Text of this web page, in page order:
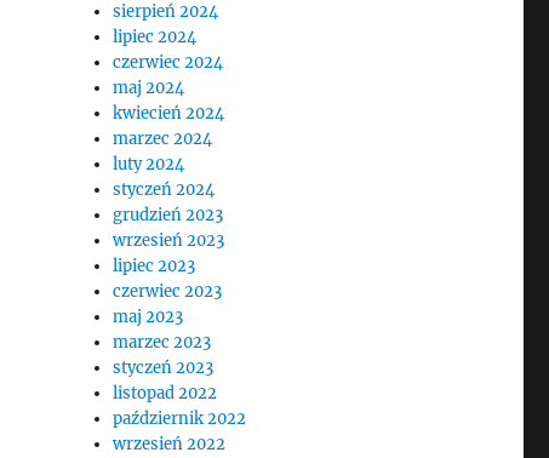
sierpień 2024
lipiec 2024
czerwiec 2024
maj 2024
kwiecień 2024
marzec 2024
luty 2024
styczeń 2024
grudzień 2023
wrzesień 2023
lipiec 2023
czerwiec 2023
maj 2023
marzec 2023
styczeń 2023
listopad 2022
październik 2022
wrzesień 2022